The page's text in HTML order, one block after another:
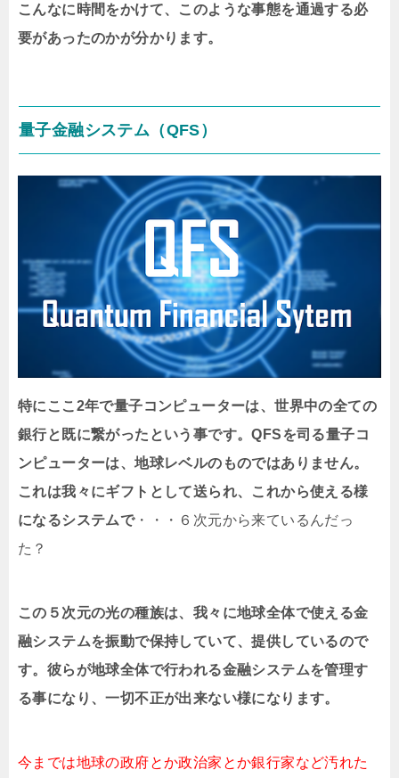
こんなに時間をかけて、このような事態を通過する必
要があったのかが分かります。
量子金融システム（QFS）
特にここ2年で量子コンピューターは、世界中の全ての
銀行と既に繋がったという事です。QFSを司る量子コ
ンピューターは、地球レベルのものではありません。
これは我々にギフトとして送られ、これから使える様
になるシステムで・・・６次元から来ているんだっ
た？
この５次元の光の種族は、我々に地球全体で使える金
融システムを振動で保持していて、提供しているので
す。彼らが地球全体で行われる金融システムを管理す
る事になり、一切不正が出来ない様になります。
今までは地球の政府とか政治家とか銀行家など汚れた